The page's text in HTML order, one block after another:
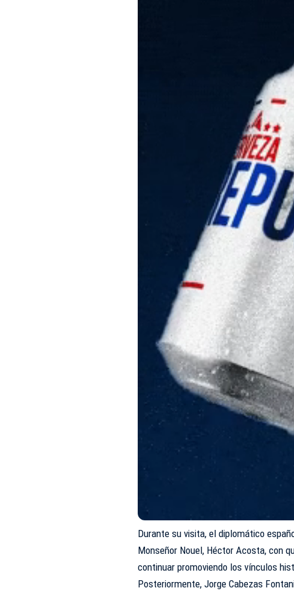
Durante su visita, el diplomático
Monseñor Nouel, Héctor Acosta, con
continuar promoviendo los vínculos
Posteriormente, Jorge Cabezas